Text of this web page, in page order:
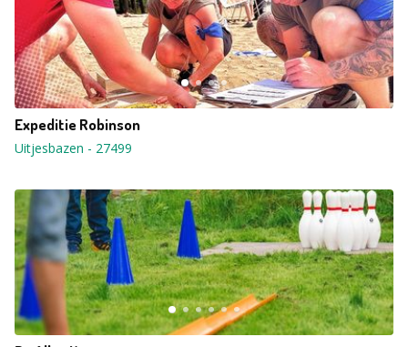
Expeditie Robinson
Uitjesbazen - 27499